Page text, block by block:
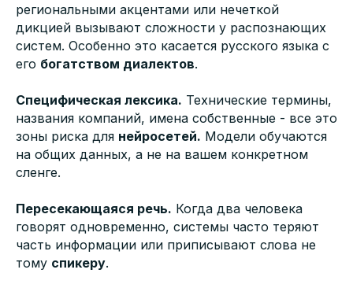
региональными акцентами или нечеткой
дикцией вызывают сложности у распознающих
систем. Особенно это касается русского языка с
его богатством диалектов.
Специфическая лексика. Технические термины,
названия компаний, имена собственные - все это
зоны риска для нейросетей. Модели обучаются
на общих данных, а не на вашем конкретном
сленге.
Пересекающаяся речь. Когда два человека
говорят одновременно, системы часто теряют
часть информации или приписывают слова не
тому спикеру.